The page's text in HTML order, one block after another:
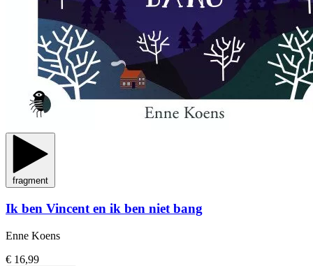
fragment
Ik ben Vincent en ik ben niet bang
Enne Koens
€ 16,99